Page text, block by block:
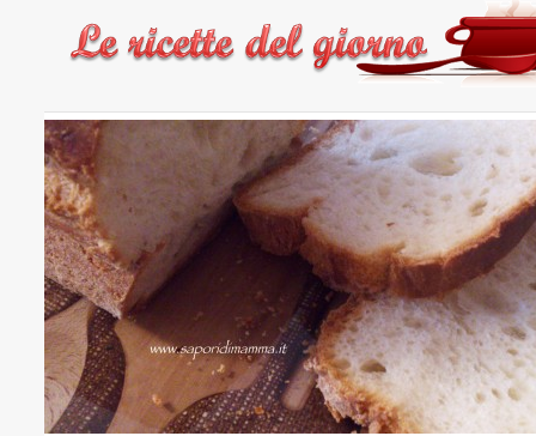
Panbrioche al Miele senza
uova
Valutazione media: (0 / 5)
Oggi è domenica, quindi finita la fatica del lavoro settimanale
e delle faccende di casa, mi dedico alla mia grande passione.
Volevo preparare un panbrioche salutare per la ...
Gusta...